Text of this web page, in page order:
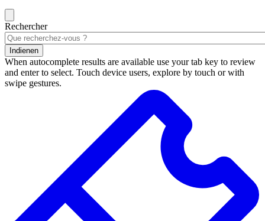
Rechercher
Indienen
When autocomplete results are available use your tab key to review
and enter to select. Touch device users, explore by touch or with
swipe gestures.